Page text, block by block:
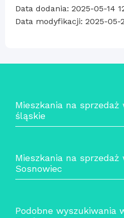
Data dodania: 2025-05-14
Data modyfikacji: 2025-05-
Mieszkania na
śląskie
Mieszkania na sprzedaż
Sosnowiec
Podobne wyszukiwania